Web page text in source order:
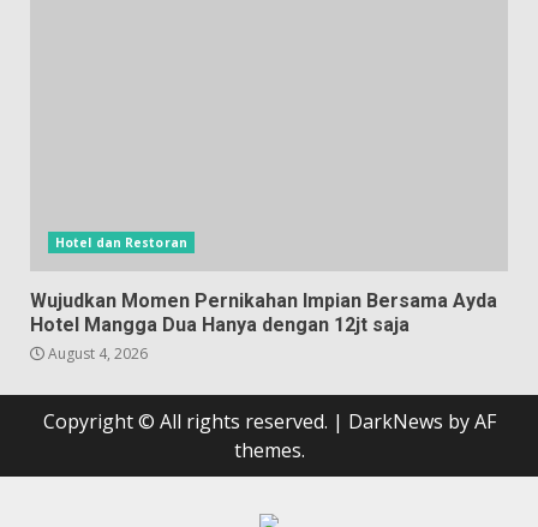
Hotel dan Restoran
Wujudkan Momen Pernikahan Impian Bersama Ayda
Hotel Mangga Dua Hanya dengan 12jt saja
August 4, 2026
Copyright © All rights reserved. | DarkNews by AF
themes.